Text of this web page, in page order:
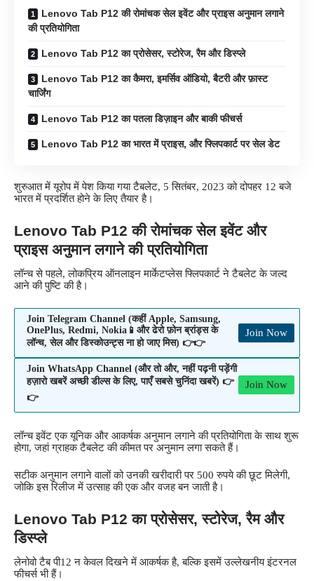
Lenovo Tab P12 की रोमांचक सेल इवेंट और प्राइस अनुमान लगाने
की प्रतियोगिता
Lenovo Tab P12 का प्रोसेसर, स्टोरेज, रैम और डिस्प्ले
Lenovo Tab P12 का कैमरा, इमर्सिव ऑडियो, बैटरी और फ़ास्ट
चार्जिंग
Lenovo Tab P12 का पतला डिज़ाइन और बाकी फीचर्स
Lenovo Tab P12 का भारत में प्राइस, और फ्लिपकार्ट पर सेल डेट
शुरुआत में यूरोप में पेश किया गया टैबलेट, 5 सितंबर, 2023 को दोपहर 12 बजे
भारत में प्रदर्शित होने के लिए तैयार है।
Lenovo Tab P12 की रोमांचक सेल इवेंट और
प्राइस अनुमान लगाने की प्रतियोगिता
लॉन्च से पहले, लोकप्रिय ऑनलाइन मार्केटप्लेस फ्लिपकार्ट ने टैबलेट के जल्द
आने की पुष्टि की है।
Join Telegram Channel (कहीं Apple, Samsung,
OnePlus, Redmi, Nokia📱और ढेरो फ़ोन ब्रांड्स के
लॉन्च, सेल और डिस्कोउन्ट्स ना हो जाए मिस) 👉👉
Join Now
Join WhatsApp Channel (और तो और, नहीं पढ़नी पड़ेंगी
हज़ारो खबरें अच्छी डील्स के लिए, पाएँ सबसे चुनिंदा खबरें) 👉
👉
Join Now
लॉन्च इवेंट एक यूनिक और आकर्षक अनुमान लगाने की प्रतियोगिता के साथ शुरू
होगा, जहां ग्राहक टैबलेट की कीमत पर अनुमान लगा सकते हैं।
सटीक अनुमान लगाने वालों को उनकी खरीदारी पर 500 रुपये की छूट मिलेगी,
जोकि इस रिलीज में उत्साह की एक और वजह बन जाती है।
Lenovo Tab P12 का प्रोसेसर, स्टोरेज, रैम और
डिस्प्ले
लेनोवो टैब पी12 न केवल दिखने में आकर्षक है, बल्कि इसमें उल्लेखनीय इंटरनल
फीचर्स भी हैं।